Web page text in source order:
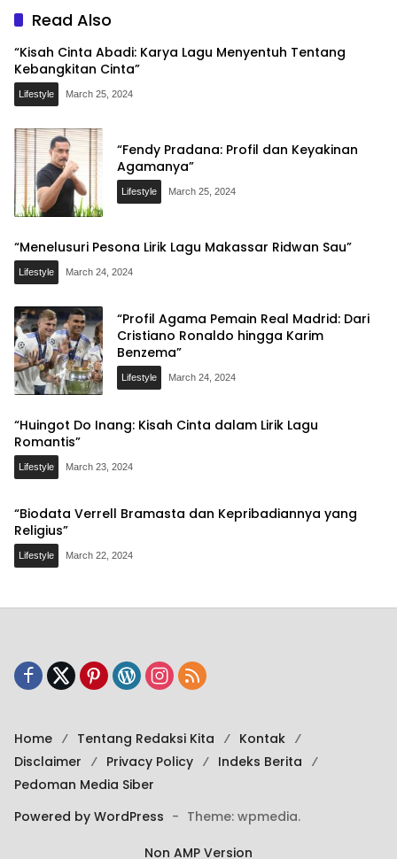
Karim Benzema”
Read Also
“Kisah Cinta Abadi: Karya Lagu Menyentuh Tentang
Kebangkitan Cinta”
Lifestyle March 25, 2024
“Fendy Pradana: Profil dan Keyakinan
Agamanya”
Lifestyle March 25, 2024
“Menelusuri Pesona Lirik Lagu Makassar Ridwan Sau”
Lifestyle March 24, 2024
“Profil Agama Pemain Real Madrid: Dari
Cristiano Ronaldo hingga Karim
Benzema”
Lifestyle March 24, 2024
“Huingot Do Inang: Kisah Cinta dalam Lirik Lagu
Romantis”
Lifestyle March 23, 2024
“Biodata Verrell Bramasta dan Kepribadiannya yang
Religius”
Lifestyle March 22, 2024
Home Tentang Redaksi Kita
Kontak
Disclaimer
Privacy Policy
Indeks Berita
Pedoman Media Siber
Powered by WordPress - Theme: wpmedia.
Non AMP Version